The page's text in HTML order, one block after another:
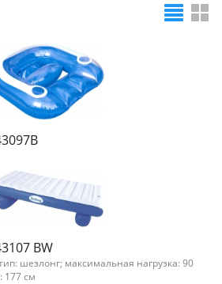
BW
шезлонг; максимальная нагрузка: 90
177 см